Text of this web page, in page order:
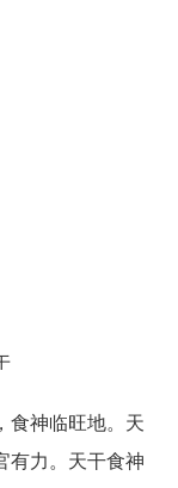
食神临旺地。天
有力。天干食神